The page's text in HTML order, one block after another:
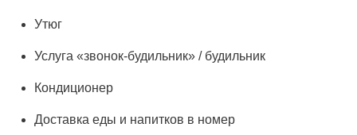
Утюг
Услуга «звонок-будильник» / будильник
Кондиционер
Доставка еды и напитков в номер